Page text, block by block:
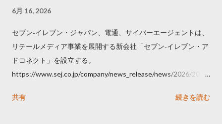
6月 16, 2026
セブン‐イレブン・ジャパン、電通、サイバーエージェントは、
リテールメディア事業を展開する新会社「セブン‐イレブン・ア
ドコネクト」を設立する。
https://www.sej.co.jp/company/news_release/news/2026/2026
共有
続きを読む